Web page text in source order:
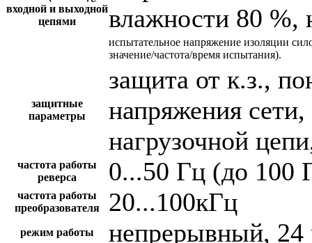
входной и выходной
цепями
влажности 80 %,
испытательное напряжение изоляции
значение/частота/время испытания).
защитные
параметры
защита от к.з.,
напряжения
нагрузочной
частота работы
реверса
0...50 Гц (до 100
частота работы
преобразователя
20...100кГц
режим работы непрерывный, 24